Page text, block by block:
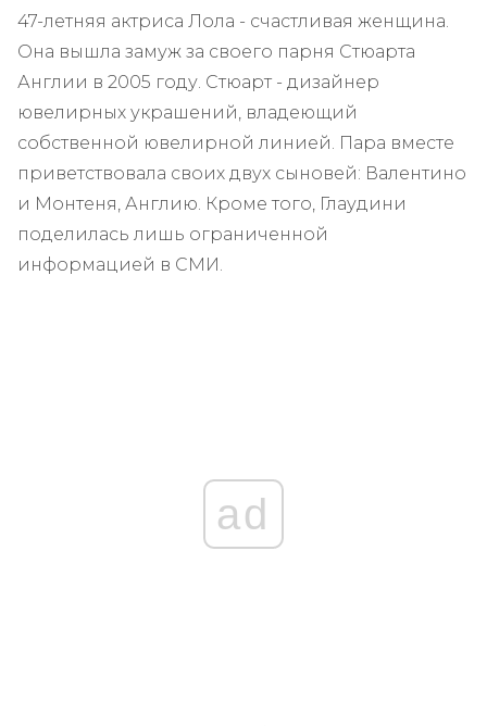
47-летняя актриса Лола - счастливая женщина.
Она вышла замуж за своего парня Стюарта
Англии в 2005 году. Стюарт - дизайнер
ювелирных украшений, владеющий
собственной ювелирной линией. Пара вместе
приветствовала своих двух сыновей: Валентино
и Монтеня, Англию. Кроме того, Глаудини
поделилась лишь ограниченной
информацией в СМИ.
ad